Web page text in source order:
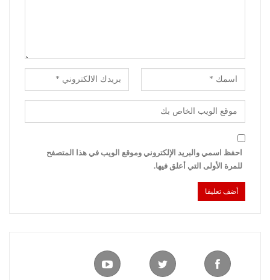
احفظ اسمي والبريد الإلكتروني وموقع الويب في هذا المتصفح
للمرة الأولى التي أعلق فيها.